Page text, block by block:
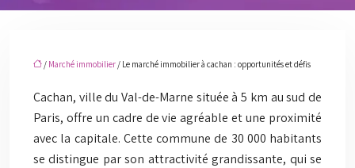
/ Marché immobilier / Le marché immobilier à cachan : opportunités et défis
Cachan, ville du Val-de-Marne située à 5 km au sud de
Paris, offre un cadre de vie agréable et une proximité
avec la capitale. Cette commune de 30 000 habitants
se distingue par son attractivité grandissante, qui se